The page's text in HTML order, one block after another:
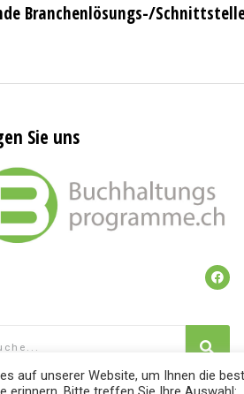
Branchenlösungs-/
Sie uns
auf unserer Website, um Ihnen die